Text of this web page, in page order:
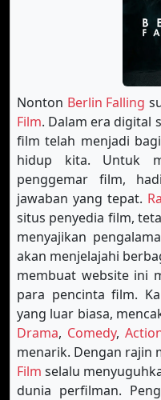
Nonton Berlin Falling
Film. Dalam era digital
film telah menjadi
hidup kita. Untuk
penggemar film,
jawaban yang tepat.
situs penyedia film,
menyajikan
akan menjelajahi
membuat website ini
para pencinta film.
yang luar biasa,
Drama, Comedy,
menarik. Dengan rajin
Film selalu
dunia perfilman.